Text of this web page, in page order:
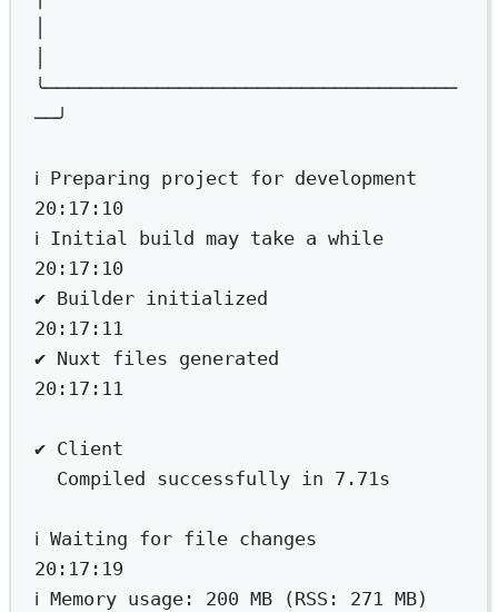
╰─────────────────────────────────────
──╯
ℹ Preparing project for development
20:17:10
ℹ Initial build may take a while
20:17:10
✔ Builder initialized
20:17:11
✔ Nuxt files generated
20:17:11
✔ Client
Compiled
successfully in 7.71s
ℹ Waiting for file changes
20:17:19
ℹ Memory usage: 200 MB (RSS: 271 MB)